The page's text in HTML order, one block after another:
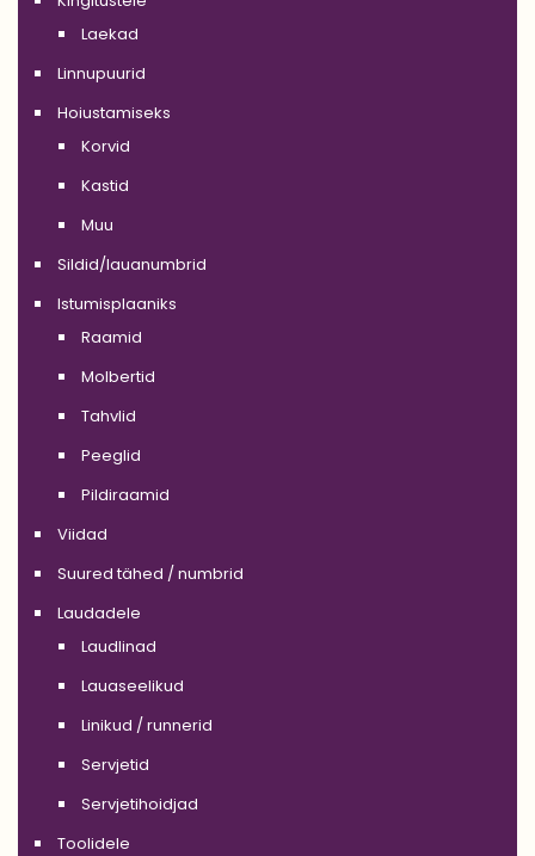
Laekad
Linnupuurid
Hoiustamiseks
Korvid
Kastid
Muu
Sildid/lauanumbrid
Istumisplaaniks
Raamid
Molbertid
Tahvlid
Peeglid
Pildiraamid
Viidad
Suured tähed / numbrid
Laudadele
Laudlinad
Lauaseelikud
Linikud / runnerid
Servjetid
Servjetihoidjad
Toolidele